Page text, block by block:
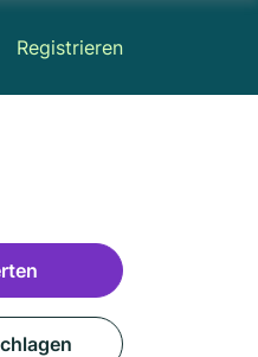
Registrieren